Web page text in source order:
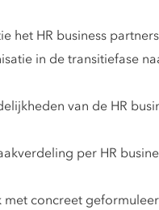
het HR business
in de transitiefase
van de HR
per HR
concreet